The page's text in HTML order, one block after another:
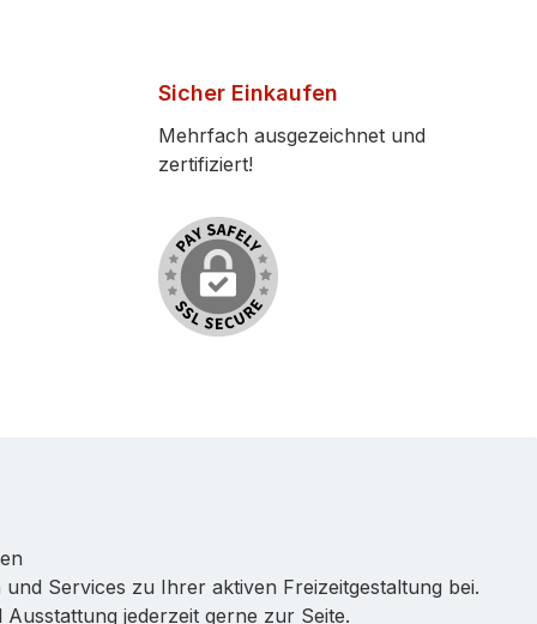
Sicher Einkaufen
Mehrfach ausgezeichnet und
zertifiziert!
Services zu Ihrer aktiven Freizeitgestaltung bei.
jederzeit gerne zur Seite.